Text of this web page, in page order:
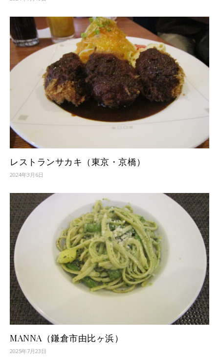
レストランサカキ（東京・京橋）
2024年3月6日
MANNA（鎌倉市由比ヶ浜）
2025年7月23日